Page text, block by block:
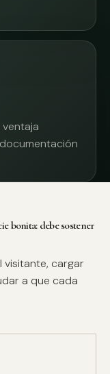
bonita: debe sostener
visitante, cargar
a que cada